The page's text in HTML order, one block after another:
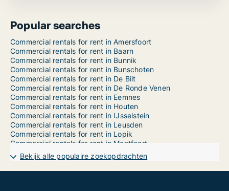
Popular searches
Commercial rentals for rent in Amersfoort
Commercial rentals for rent in Baarn
Commercial rentals for rent in Bunnik
Commercial rentals for rent in Bunschoten
Commercial rentals for rent in De Bilt
Commercial rentals for rent in De Ronde Venen
Commercial rentals for rent in Eemnes
Commercial rentals for rent in Houten
Commercial rentals for rent in IJsselstein
Commercial rentals for rent in Leusden
Commercial rentals for rent in Lopik
Commercial rentals for rent in Montfoort
Commercial rentals for rent in Nieuwegein
Commercial rentals for rent in Oudewater
Commercial rentals for rent in Renswoude
Bekijk alle populaire zoekopdrachten